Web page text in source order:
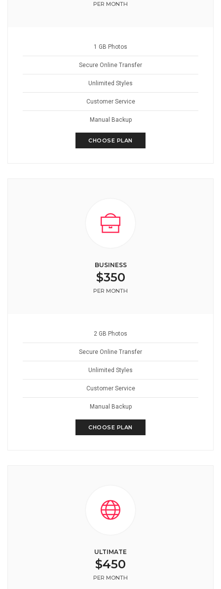
PER MONTH
1 GB Photos
Secure Online Transfer
Unlimited Styles
Customer Service
Manual Backup
CHOOSE PLAN
BUSINESS
$350
PER MONTH
2 GB Photos
Secure Online Transfer
Unlimited Styles
Customer Service
Manual Backup
CHOOSE PLAN
ULTIMATE
$450
PER MONTH